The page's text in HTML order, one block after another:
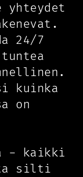
yhteydet
24/7
kuinka
on
- kaikki
silti